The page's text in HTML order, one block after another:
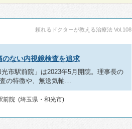
頼れるドクターが教える治療法 Vol.108
ない内視鏡検査を追求
市駅前院」は2023年5月開院。理事長の
の特徴や、無送気軸…
前院 (埼玉県・和光市)